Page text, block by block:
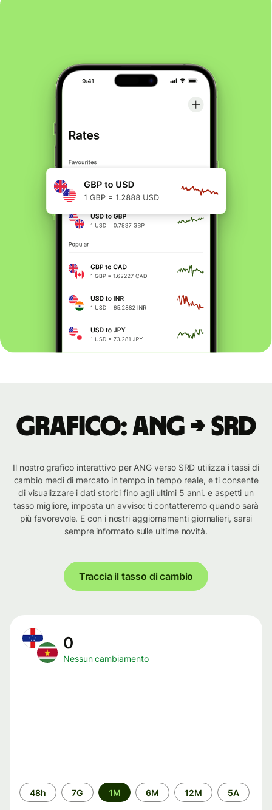
Grafico: ANG → SRD
Il nostro grafico interattivo per ANG verso SRD utilizza i tassi di
cambio medi di mercato in tempo in tempo reale, e ti consente
di visualizzare i dati storici fino agli ultimi 5 anni. e aspetti un
tasso migliore, imposta un avviso: ti contatteremo quando sarà
più favorevole. E con i nostri aggiornamenti giornalieri, sarai
sempre informato sulle ultime novità.
Traccia il tasso di cambio
0
Nessun cambiamento
Periodo
di
48h 7G 1M 6M 12M 5A